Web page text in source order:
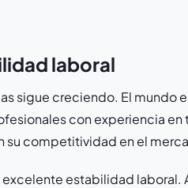
laboral
sigue creciendo. El mundo
con experiencia
su competitividad en el
excelente estabilidad